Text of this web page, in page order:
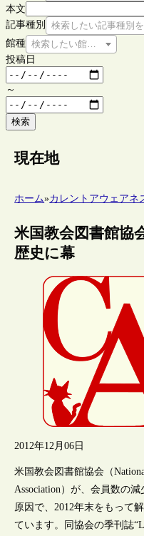
本文
記事種別
検索したい記事種別
館種 検索したい館種を選択して
投稿日
～
検索
現在地
ホーム»カレントアウェアネ
米国教会図書館協
歴史に幕
2012年12月06日
米国教会図書館協会（
Association）が、会員数の
原因で、2012年末をもって
ています。同協会の季刊誌